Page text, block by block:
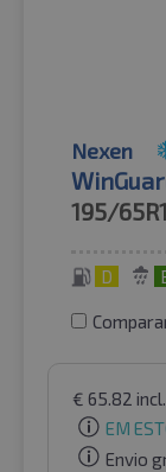
Nexen
195/
D
€ 65.82
EM
Envio